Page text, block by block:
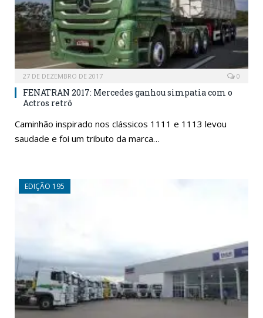
27 DE DEZEMBRO DE 2017 0
FENATRAN 2017: Mercedes ganhou simpatia com o
Actros retrô
Caminhão inspirado nos clássicos 1111 e 1113 levou
saudade e foi um tributo da marca…
EDIÇÃO 195